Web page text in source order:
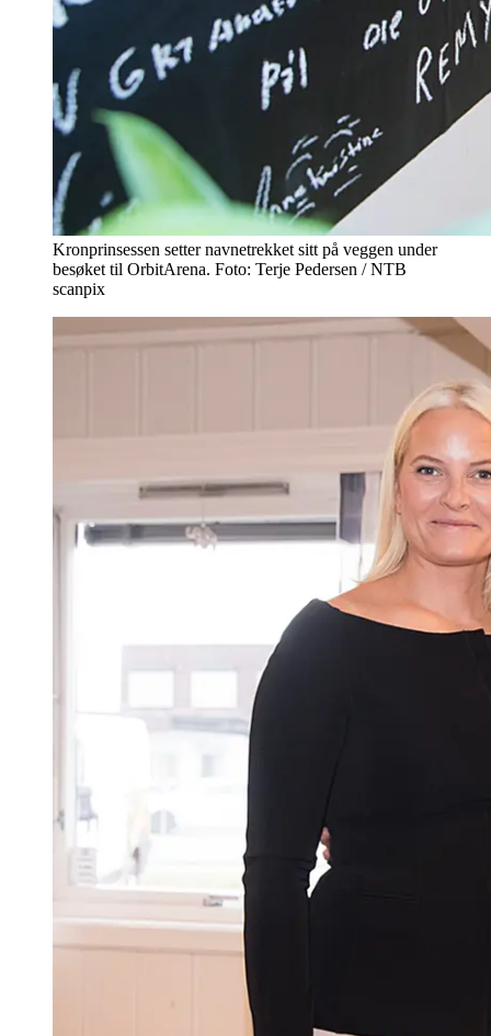
Kronprinsessen setter navnetrekket sitt på veggen under
besøket til OrbitArena. Foto: Terje Pedersen / NTB
scanpix